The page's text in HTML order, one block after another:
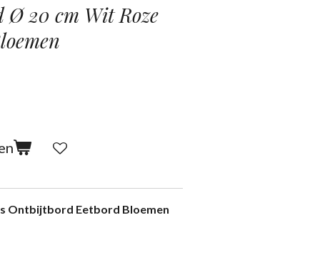
20 cm Wit Roze
Ontbijtbord Eetbord Bloemen